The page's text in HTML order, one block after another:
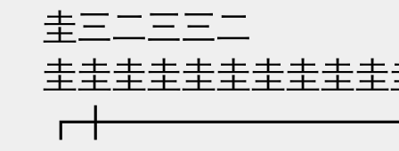
圭三二三三二
圭圭圭圭圭圭圭圭圭